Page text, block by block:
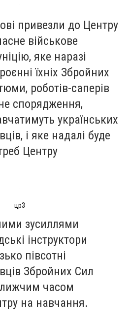
привезли до Центру
військове
яке наразі
їхніх Збройних
роботів-саперів
спорядження,
українських
і яке надалі буде
Центру
цр3
зусиллями
інструктори
півсотні
Збройних Сил
часом
на навчання.